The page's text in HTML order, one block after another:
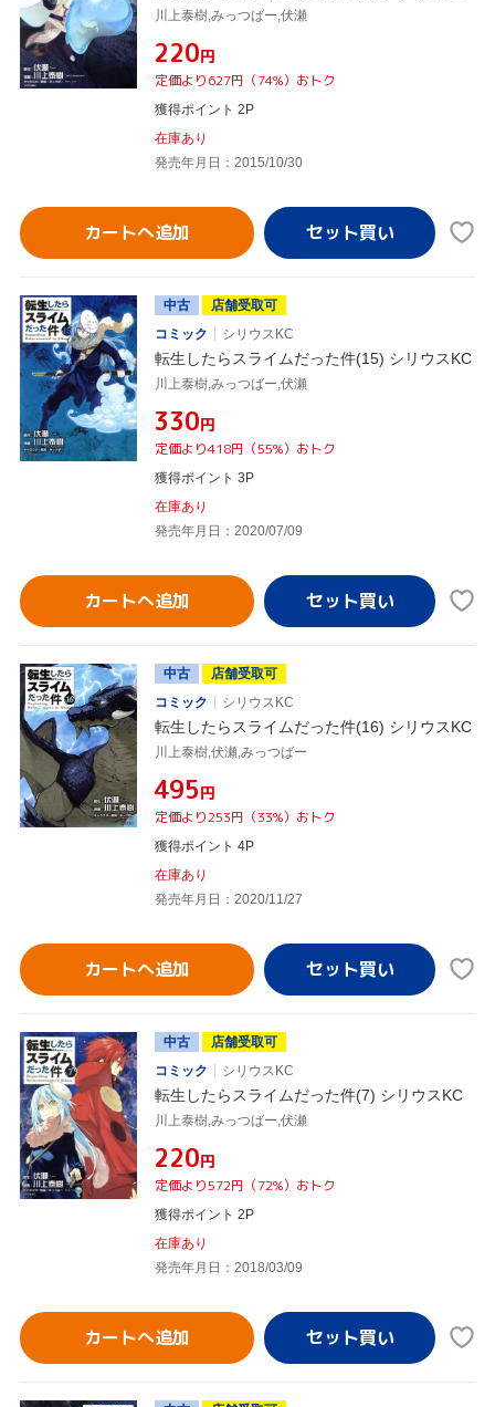
川上泰樹,みっつばー,伏瀬
¥220円
定価より627円（74%）おトク
獲得ポイント 2P
在庫あり
発売年月日：2015/10/30
カートへ追加
中古
店舗受取可
コミック
シリウスKC
転生したらスライムだった件(15) シリウスKC
川上泰樹,みっつばー,伏瀬
¥330円
定価より418円（55%）おトク
獲得ポイント 3P
在庫あり
発売年月日：2020/07/09
カートへ追加
中古
店舗受取可
コミック
シリウスKC
転生したらスライムだった件(16) シリウスKC
川上泰樹,伏瀬,みっつばー
¥495円
定価より253円（33%）おトク
獲得ポイント 4P
在庫あり
発売年月日：2020/11/27
カートへ追加
中古
店舗受取可
コミック
シリウスKC
転生したらスライムだった件(7) シリウスKC
川上泰樹,みっつばー,伏瀬
¥220円
定価より572円（72%）おトク
獲得ポイント 2P
在庫あり
発売年月日：2018/03/09
カートへ追加